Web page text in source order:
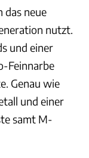
neue
nutzt.
und einer
Feinnarbe
Genau wie
und einer
samt M-